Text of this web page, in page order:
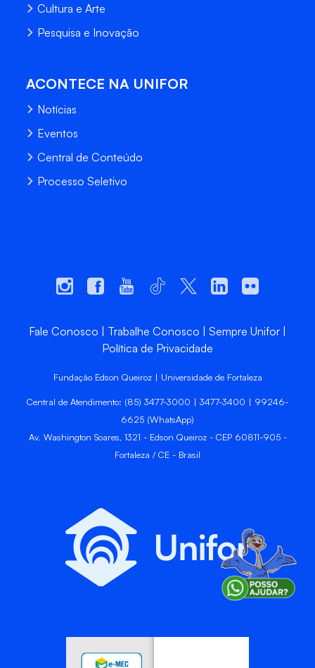
Cultura e Arte
Pesquisa e Inovação
ACONTECE NA UNIFOR
Notícias
Eventos
Central de Conteúdo
Processo Seletivo
Fale Conosco Trabalhe Conosco
Sempre Unifor
Política de Privacidade
Fundação Edson Queiroz | Universidade de Fortaleza
Central de Atendimento: (85) 3477-3000 | 3477-3400 | 99246-
6625 (WhatsApp)
Av. Washington Soares, 1321 - Edson Queiroz - CEP 60811-905 -
Fortaleza / CE - Brasil